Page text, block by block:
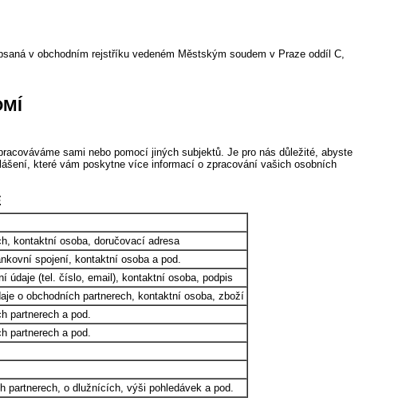
v obchodním rejstříku vedeném Městským soudem v Praze oddíl C,
sami nebo pomocí jiných subjektů. Je pro nás důležité, abyste
které vám poskytne více informací o zpracování vašich osobních
kontaktní osoba, doručovací adresa
spojení, kontaktní osoba a pod.
údaje (tel. číslo, email), kontaktní osoba, podpis
o obchodních partnerech, kontaktní osoba, zboží
partnerech a pod.
partnerech a pod.
partnerech, o dlužnících, výši pohledávek a pod.